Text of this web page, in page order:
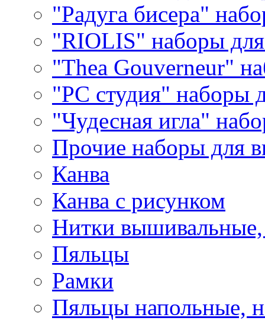
"Радуга бисера"
"RIOLIS" наборы
"Thea Gouverneur"
"РС студия" наборы
"Чудесная игла"
Прочие наборы для
Канва
Канва с рисунком
Нитки
Пяльцы
Рамки
Пяльцы напольные,